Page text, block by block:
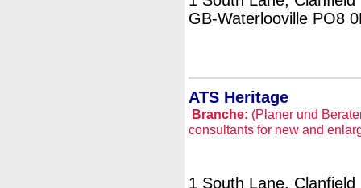
GB-Waterlooville PO8
ATS Heritage
Branche: (Planer und
consultants for new and
1 South Lane, Clanfield